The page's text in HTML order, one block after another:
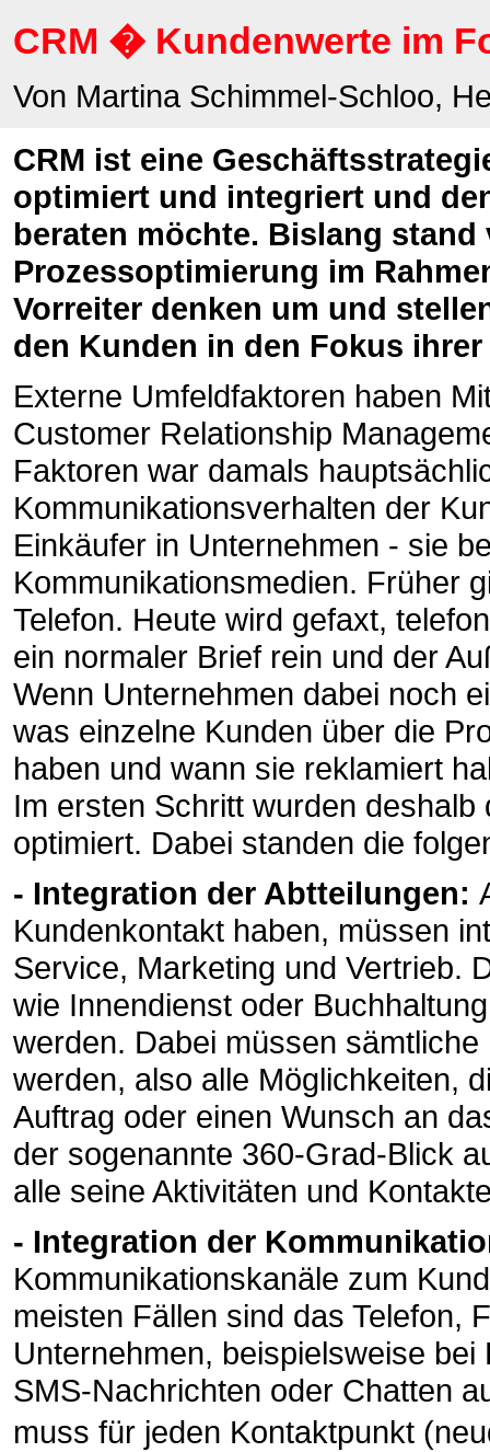
CRM � Kundenwerte im
Von Martina Schimmel-Schloo,
CRM ist eine
optimiert und integriert und
beraten möchte. Bislang
Prozessoptimierung im
Vorreiter denken um und
den Kunden in den Fokus
Externe Umfeldfaktoren haben
Customer Relationship
Faktoren war damals
Kommunikationsverhalten der
Einkäufer in Unternehmen - sie
Kommunikationsmedien. Früher
Telefon. Heute wird gefaxt,
ein normaler Brief rein und der
Wenn Unternehmen dabei noch
was einzelne Kunden über die
haben und wann sie reklamiert
Im ersten Schritt wurden
optimiert. Dabei standen die
- Integration der Abtteilungen:
Kundenkontakt haben, müssen
Service, Marketing und Vertrieb.
wie Innendienst oder
werden. Dabei müssen
werden, also alle Möglichkeiten,
Auftrag oder einen Wunsch an
der sogenannte 360-Grad-Blick
alle seine Aktivitäten und
- Integration der
Kommunikationskanäle zum
meisten Fällen sind das Telefon,
Unternehmen, beispielsweise
SMS-Nachrichten oder Chatten
muss für jeden Kontaktpunkt